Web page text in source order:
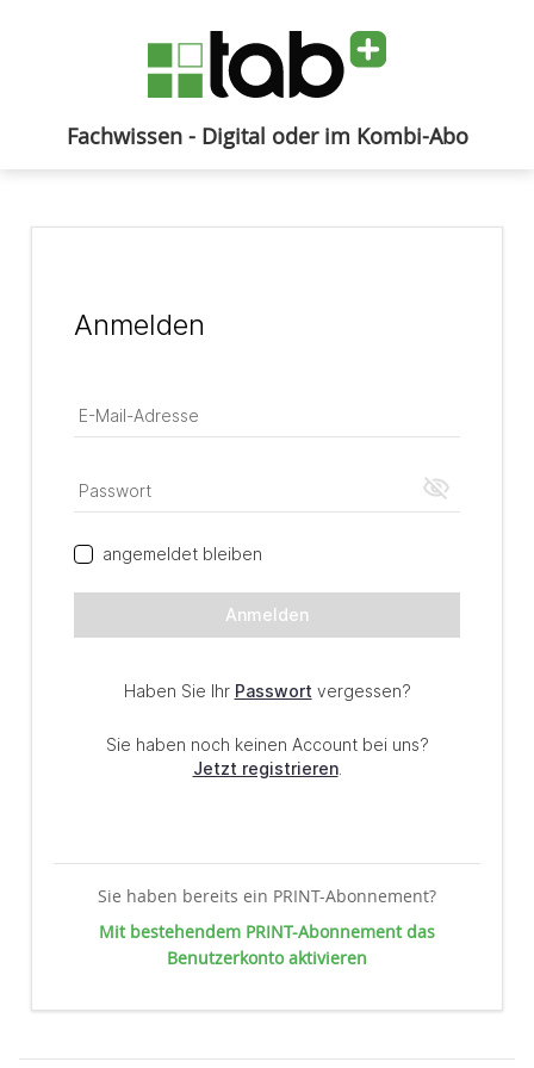
Fachwissen - Digital oder im Kombi-Abo
Sie haben bereits ein PRINT-Abonnement?
Mit bestehendem PRINT-Abonnement das
Benutzerkonto aktivieren